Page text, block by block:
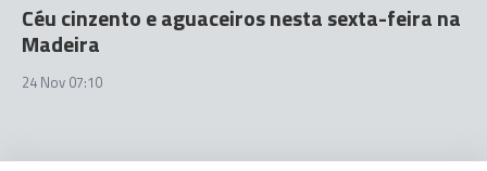
Céu cinzento e aguaceiros nesta sexta-feira na
Madeira
24 Nov 07:10